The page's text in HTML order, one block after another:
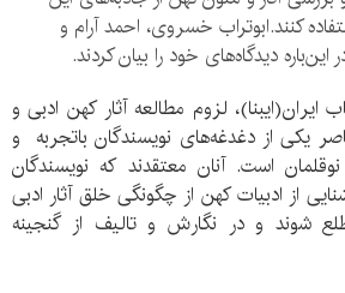
کنند.ابوتراب خسروی، احمد آرام و
دیدگاه‌های خود را بیان کردند.
لزوم مطالعه آثار کهن ادبی و
یکی از دغدغه‌های نویسندگان باتجربه و
است. آ‌نان معتقدند که نویسندگان
از ادبیات کهن از چگونگی خلق آثار ادبی
شوند و در نگارش و تالیف از گنجینه